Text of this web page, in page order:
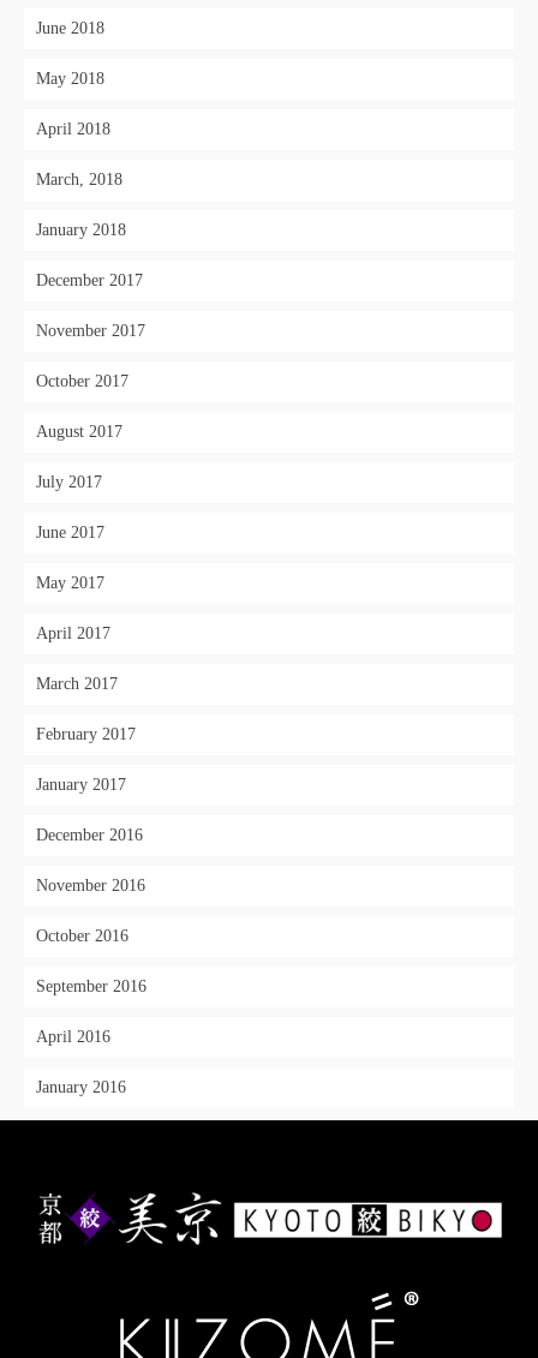
June 2018
May 2018
April 2018
March, 2018
January 2018
December 2017
November 2017
October 2017
August 2017
July 2017
June 2017
May 2017
April 2017
March 2017
February 2017
January 2017
December 2016
November 2016
October 2016
September 2016
April 2016
January 2016